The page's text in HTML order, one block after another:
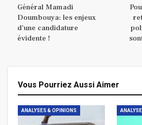
Général Mamadi
Doumbouya: les enjeux
d’une candidature
évidente !
Vous Pourriez Aussi Aimer
ANALYSES & OPINIONS